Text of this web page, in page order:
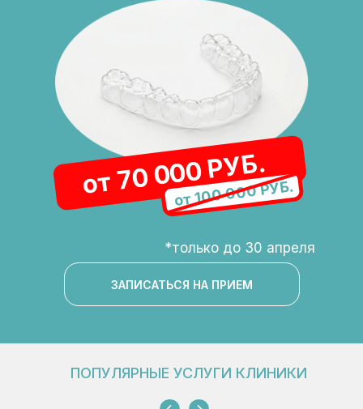
*только до 30 апреля
ЗАПИСАТЬСЯ НА ПРИЕМ
от 100 000 РУБ.
от 70 000 РУБ.
ПОПУЛЯРНЫЕ УСЛУГИ КЛИНИКИ